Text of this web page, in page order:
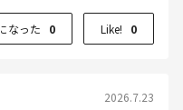
なった 0 Like! 0
2026.7.23